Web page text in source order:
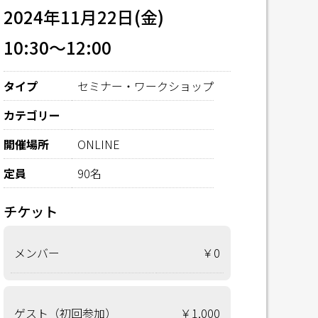
2024年11月22日(金)
10:30～12:00
タイプ
セミナー・ワークショップ
カテゴリー
開催場所
ONLINE
定員
90名
チケット
メンバー ￥0
ゲスト（初回参加） ￥1,000